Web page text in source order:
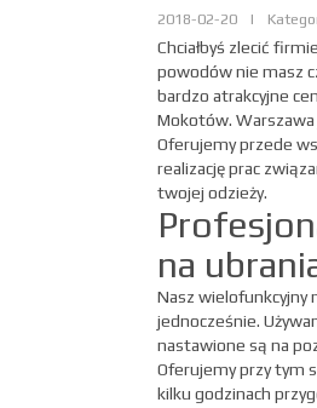
2018-02-20 |
Chciałbyś zlecić
powodów nie masz
bardzo atrakcyjne
Mokotów. Warszawa
Oferujemy przede
realizację prac
twojej odzieży.
na
Nasz wielofunkcyjny
jednocześnie.
nastawione są na
Oferujemy przy tym
kilku godzinach